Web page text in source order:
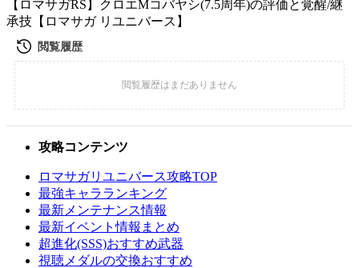
【ロマサガRS】クロエMコバヤシ(7.5周年)の評価と覚醒/継
承技【ロマサガ リユニバース】
攻略コンテンツ
ロマサガリユニバース攻略TOP
最強キャラランキング
最新メンテナンス情報
最新イベント情報まとめ
超進化(SSS)おすすめ武器
視聴メダルの交換おすすめ